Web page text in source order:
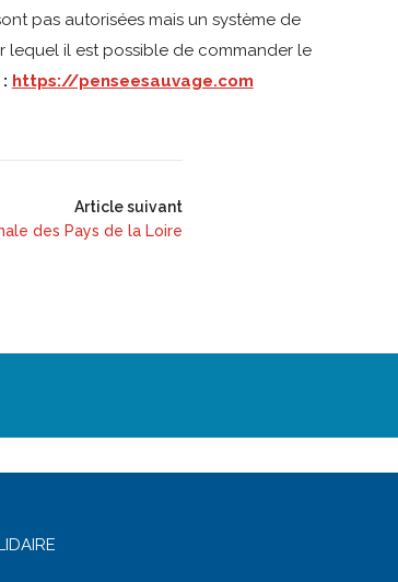
pas autorisées mais un système de
lequel il est possible de commander le
: https://penseesauvage.com
Article suivant
des Pays de la Loire